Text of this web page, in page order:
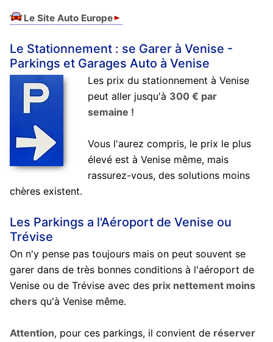
Le Site Auto Europe
Le Stationnement : se Garer à Venise -
Parkings et Garages Auto à Venise
Les prix du stationnement à Venise
peut aller jusqu'à 300 € par
semaine !
Vous l'aurez compris, le prix le plus
élevé est à Venise même, mais
rassurez-vous, des solutions moins
chères existent.
Les Parkings a l'Aéroport de Venise ou
Trévise
On n'y pense pas toujours mais on peut souvent se
garer dans de très bonnes conditions à l'aéroport de
Venise ou de Trévise avec des prix nettement moins
chersqu'à Venise même.
Attention, pour ces parkings, il convient de réserver